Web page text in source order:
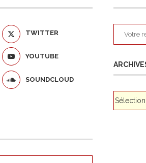
TWITTER
YOUTUBE
SOUNDCLOUD